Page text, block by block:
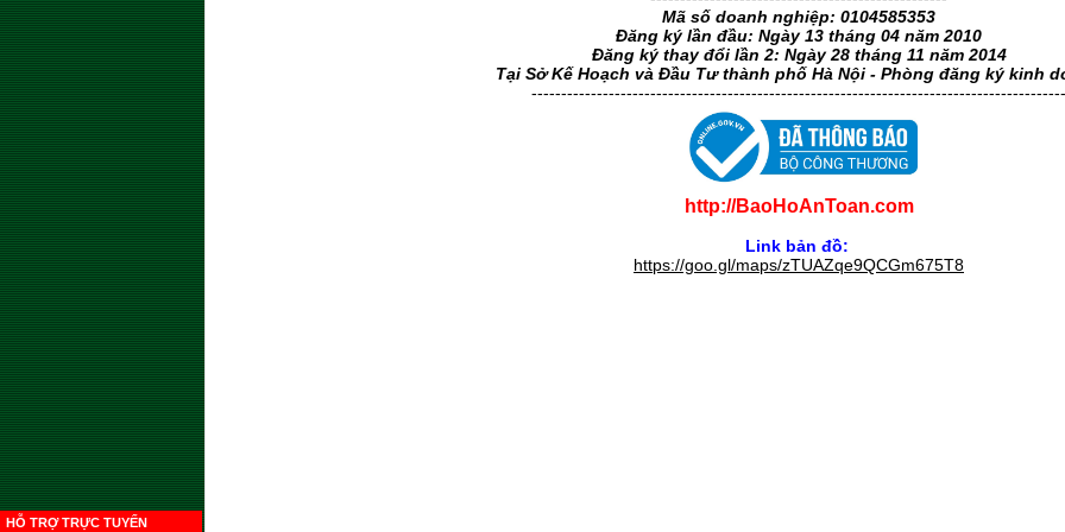
HỖ TRỢ TRỰC TUYẾN
Mã số doanh nghiệp: 0104585353
Đăng ký lần đầu: Ngày 13 tháng 04 năm 2010
Đăng ký thay đổi lần 2: Ngày 28 tháng 11 năm 2014
Tại Sở Kế Hoạch và Đầu Tư thành phố Hà Nội - Phòng đăng ký kinh
------------------------------------------------------------------------------------------
http://BaoHoAnToan.com
Link bản đồ:
https://goo.gl/maps/zTUAZqe9QCGm675T8